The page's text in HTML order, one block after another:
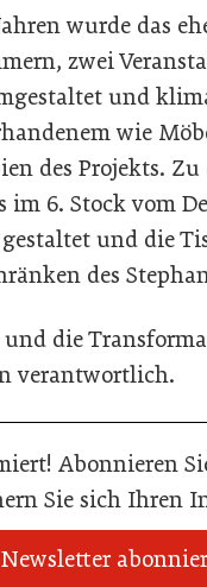
wurde das
zwei
und
wie
des Projekts.
6. Stock vom
und die
des
die
verantwortlich.
Abonnieren
Sie sich Ihren
Newsletter